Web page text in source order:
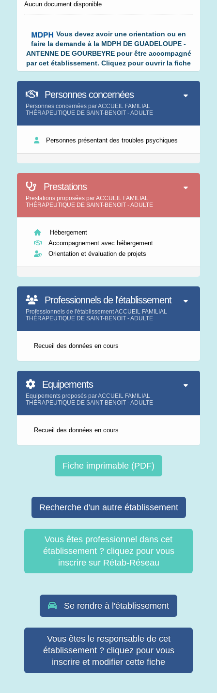
Aucun document disponible
Vous devez avoir une orientation ou en
faire la demande à la MDPH DE GUADELOUPE -
ANTENNE DE GOURBEYRE pour être accompagné
par cet établissement. Cliquez pour ouvrir la fiche
Personnes concernées
Personnes concernées par ACCUEIL FAMILIAL
THÉRAPEUTIQUE DE SAINT-BENOIT - ADULTE
Personnes présentant des troubles psychiques
Prestations
Prestations proposées par ACCUEIL FAMILIAL
THÉRAPEUTIQUE DE SAINT-BENOIT - ADULTE
Hébergement
Accompagnement avec hébergement
Orientation et évaluation de projets
Professionnels de l'établissement
Professionnels de l'établissement ACCUEIL FAMILIAL
THÉRAPEUTIQUE DE SAINT-BENOIT - ADULTE
Recueil des données en cours
Equipements
Equipements proposés par ACCUEIL FAMILIAL
THÉRAPEUTIQUE DE SAINT-BENOIT - ADULTE
Recueil des données en cours
Fiche imprimable (PDF)
Recherche d'un autre établissement
Vous êtes professionnel dans cet
établissement ? cliquez pour vous
inscrire sur Rétab-Réseau
Se rendre à l'établissement
Vous êtes le responsable de cet
établissement ? cliquez pour vous
inscrire et modifier cette fiche